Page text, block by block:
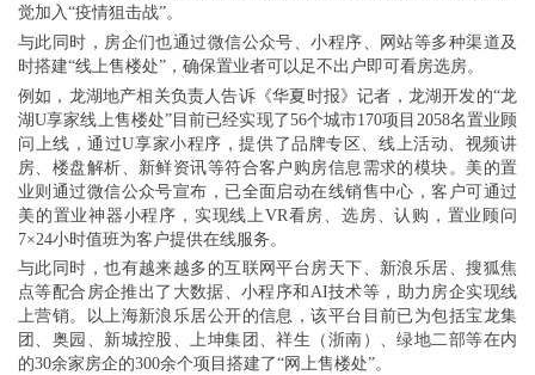
觉加入“疫情狙击战”。
与此同时，房企们也通过微信公众号、小程序、网站等多种渠道及
时搭建“线上售楼处”，确保置业者可以足不出户即可看房选房。
例如，龙湖地产相关负责人告诉《华夏时报》记者，龙湖开发的“龙
湖U享家线上售楼处”目前已经实现了56个城市170项目2058名置业顾
问上线，通过U享家小程序，提供了品牌专区、线上活动、视频讲
房、楼盘解析、新鲜资讯等符合客户购房信息需求的模块。美的置
业则通过微信公众号宣布，已全面启动在线销售中心，客户可通过
美的置业神器小程序，实现线上VR看房、选房、认购，置业顾问
7×24小时值班为客户提供在线服务。
与此同时，也有越来越多的互联网平台房天下、新浪乐居、搜狐焦
点等配合房企推出了大数据、小程序和AI技术等，助力房企实现线
上营销。以上海新浪乐居公开的信息，该平台目前已为包括宝龙集
团、奥园、新城控股、上坤集团、祥生（浙南）、绿地二部等在内
的30余家房企的300余个项目搭建了“网上售楼处”。